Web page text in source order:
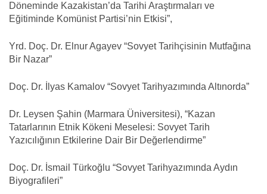
Döneminde Kazakistan’da Tarihi Araştırmaları ve
Eğitiminde Komünist Partisi’nin Etkisi”,
Yrd. Doç. Dr. Elnur Agayev “Sovyet Tarihçisinin Mutfağına
Bir Nazar”
Doç. Dr. İlyas Kamalov “Sovyet Tarihyazımında Altınorda”
Dr. Leysen Şahin (Marmara Üniversitesi), “Kazan
Tatarlarının Etnik Kökeni Meselesi: Sovyet Tarih
Yazıcılığının Etkilerine Dair Bir Değerlendirme”
Doç. Dr. İsmail Türkoğlu “Sovyet Tarihyazımında Aydın
Biyografileri”